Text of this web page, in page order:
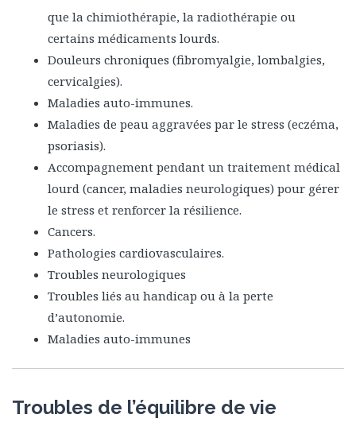
que la chimiothérapie, la radiothérapie ou
certains médicaments lourds.
Douleurs chroniques (fibromyalgie, lombalgies,
cervicalgies).
Maladies auto-immunes.
Maladies de peau aggravées par le stress (eczéma,
psoriasis).
Accompagnement pendant un traitement médical
lourd (cancer, maladies neurologiques) pour gérer
le stress et renforcer la résilience.
Cancers.
Pathologies cardiovasculaires.
Troubles neurologiques
Troubles liés au handicap ou à la perte
d’autonomie.
Maladies auto-immunes
Troubles de l’équilibre de vie